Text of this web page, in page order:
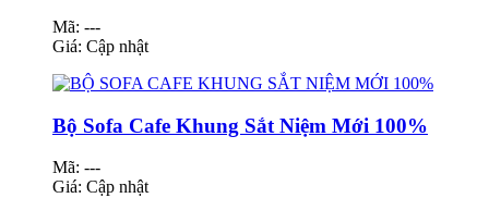
Mã: ---
Giá: Cập nhật
Bộ Sofa Cafe Khung Sắt Niệm Mới 100%
Mã: ---
Giá: Cập nhật